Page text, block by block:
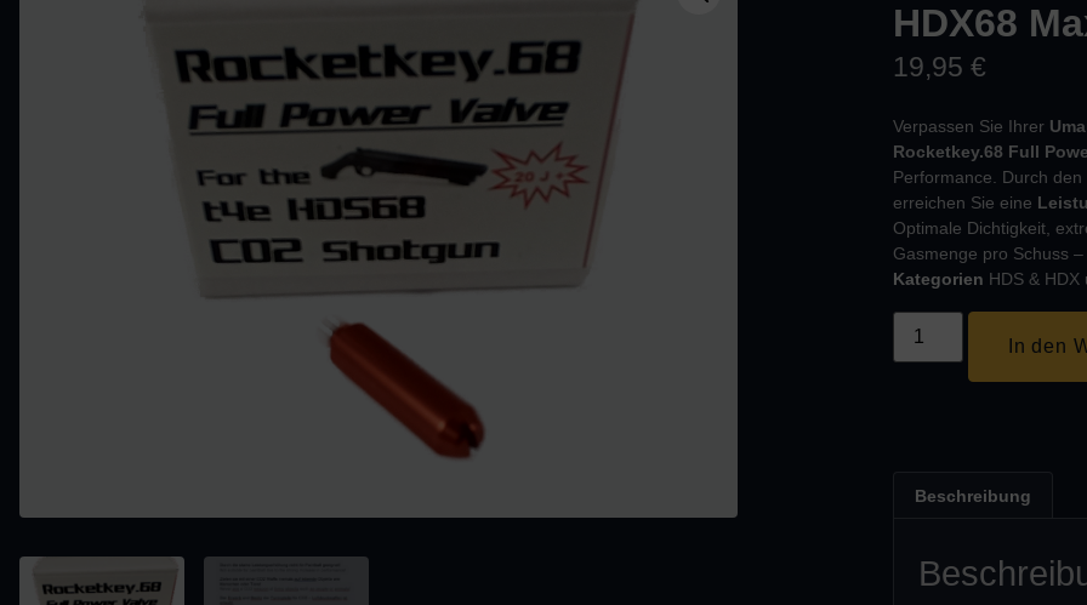
HDX68
19,95 €
Verpassen Sie Ihrer
Rocketkey.68 Full
Performance. Durch
erreichen Sie eine
Optimale Dichtigkeit,
Gasmenge pro Schuss
Kategorien HDS & HDX
In den
Beschreibung